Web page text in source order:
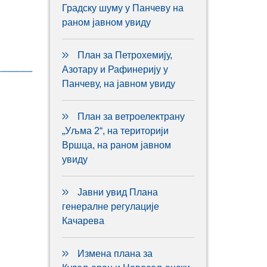
Градску шуму у Панчеву на
раном јавном увиду
План за Петрохемију,
Азотару и Рафинерију у
Панчеву, на јавном увиду
План за ветроелектрану
„Уљма 2“, на територији
Вршца, на раном јавном
увиду
Јавни увид Плана
генералне регулације
Качарева
Измена плана за